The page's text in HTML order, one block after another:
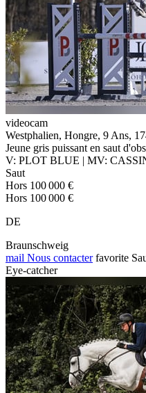
videocam
Westphalien, Hongre, 9 Ans,
Jeune gris puissant en saut
V: PLOT BLUE | MV:
Saut
Hors 100 000 €
Hors 100 000 €
DE
Braunschweig
mail Nous contacter favorite
Eye-catcher